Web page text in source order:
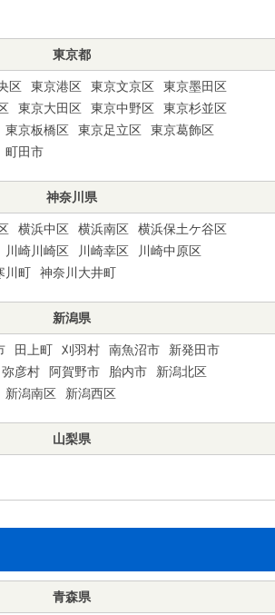
東京都
区 東京港区 東京文京区
東京墨田区
東京大田区 東京中野区
東京杉並区
東京板橋区 東京足立区
東京葛飾区
町田市
神奈川県
横浜中区 横浜南区
横浜保土ケ谷区
川崎川崎区 川崎幸区
川崎中原区
川町 神奈川大井町
新潟県
田上町 刈羽村 南魚沼市
新発田市
弥彦村 阿賀野市 胎内市
新潟北区
新潟南区 新潟西区
山梨県
青森県